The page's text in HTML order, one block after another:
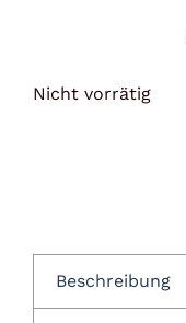
Nicht vorrätig
Beschreibung